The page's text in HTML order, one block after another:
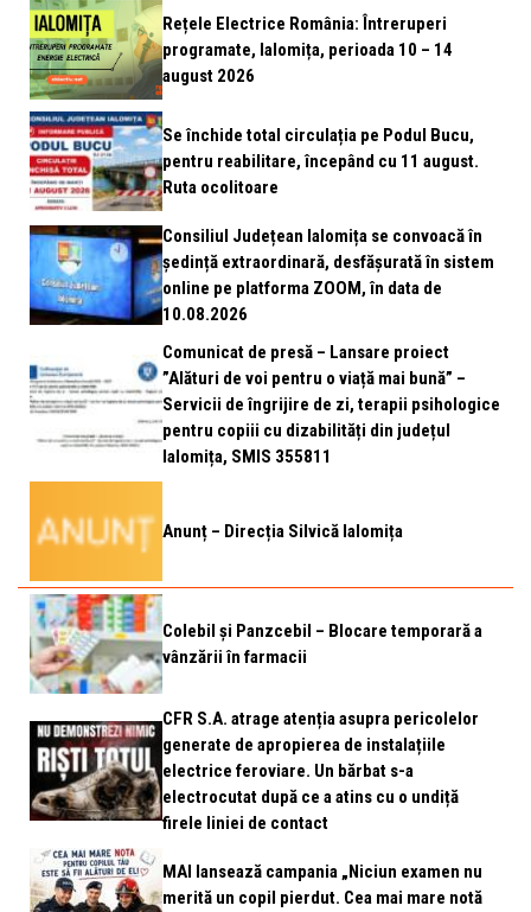
Rețele Electrice România: Întreruperi
programate, Ialomița, perioada 10 – 14
august 2026
Se închide total circulația pe Podul Bucu,
pentru reabilitare, începând cu 11 august.
Ruta ocolitoare
Consiliul Județean Ialomița se convoacă în
ședință extraordinară, desfășurată în sistem
online pe platforma ZOOM, în data de
10.08.2026
Comunicat de presă – Lansare proiect
”Alături de voi pentru o viață mai bună” –
Servicii de îngrijire de zi, terapii psihologice
pentru copiii cu dizabilități din județul
Ialomița, SMIS 355811
Anunț – Direcția Silvică Ialomița
Colebil și Panzcebil – Blocare temporară a
vânzării în farmacii
CFR S.A. atrage atenția asupra pericolelor
generate de apropierea de instalațiile
electrice feroviare. Un bărbat s-a
electrocutat după ce a atins cu o undiță
firele liniei de contact
MAI lansează campania „Niciun examen nu
merită un copil pierdut. Cea mai mare notă